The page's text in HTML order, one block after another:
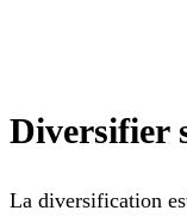
Diversifier
La diversification